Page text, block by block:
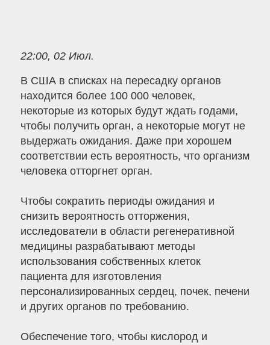
22:00, 02 Июл.
В США в списках на пересадку органов
находится более 100 000 человек,
некоторые из которых будут ждать годами,
чтобы получить орган, а некоторые могут не
выдержать ожидания. Даже при хорошем
соответствии есть вероятность, что организм
человека отторгнет орган.
Чтобы сократить периоды ожидания и
снизить вероятность отторжения,
исследователи в области регенеративной
медицины разрабатывают методы
использования собственных клеток
пациента для изготовления
персонализированных сердец, почек, печени
и других органов по требованию.
Обеспечение того, чтобы кислород и